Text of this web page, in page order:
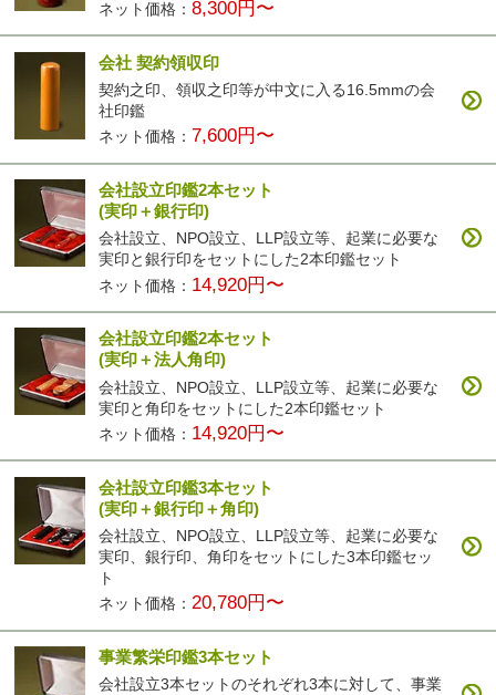
ネット価格：8,300円〜
会社 契約領収印
契約之印、領収之印等が中文に入る16.5mmの会
社印鑑
ネット価格： 7,600円〜
会社設立印鑑2本セット
(実印＋銀行印)
会社設立、NPO設立、LLP設立等、起業に必要な
実印と銀行印をセットにした2本印鑑セット
ネット価格： 14,920円〜
会社設立印鑑2本セット
(実印＋法人角印)
会社設立、NPO設立、LLP設立等、起業に必要な
実印と角印をセットにした2本印鑑セット
ネット価格： 14,920円〜
会社設立印鑑3本セット
(実印＋銀行印＋角印)
会社設立、NPO設立、LLP設立等、起業に必要な
実印、銀行印、角印をセットにした3本印鑑セッ
ト
ネット価格：20,780円〜
事業繁栄印鑑3本セット
会社設立3本セットのそれぞれ3本に対して、事業